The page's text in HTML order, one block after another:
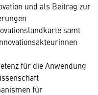
und als Beitrag zur
samt
für die Anwendung
für